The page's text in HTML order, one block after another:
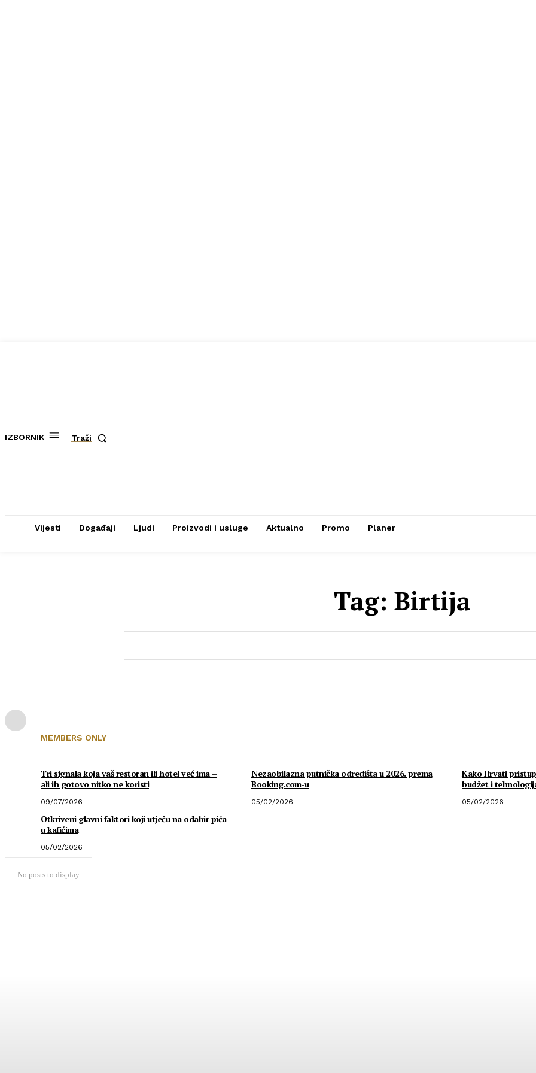
IZBORNIK Traži
Vijesti Događaji Ljudi Proizvodi i usluge Aktualno Promo Planer
Tag: Birtija
MEMBERS ONLY
Tri signala koja vaš restoran ili hotel već ima –
ali ih gotovo nitko ne koristi
09/07/2026
Nezaobilazna putnička odredišta u 2026. prema
Booking.com-u
05/02/2026
Kako Hrvati
budžet i
05/02/2026
Otkriveni glavni faktori koji utječu na odabir pića
u kafićima
05/02/2026
No posts to display